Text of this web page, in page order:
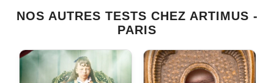
NOS AUTRES TESTS CHEZ ARTIMUS -
PARIS